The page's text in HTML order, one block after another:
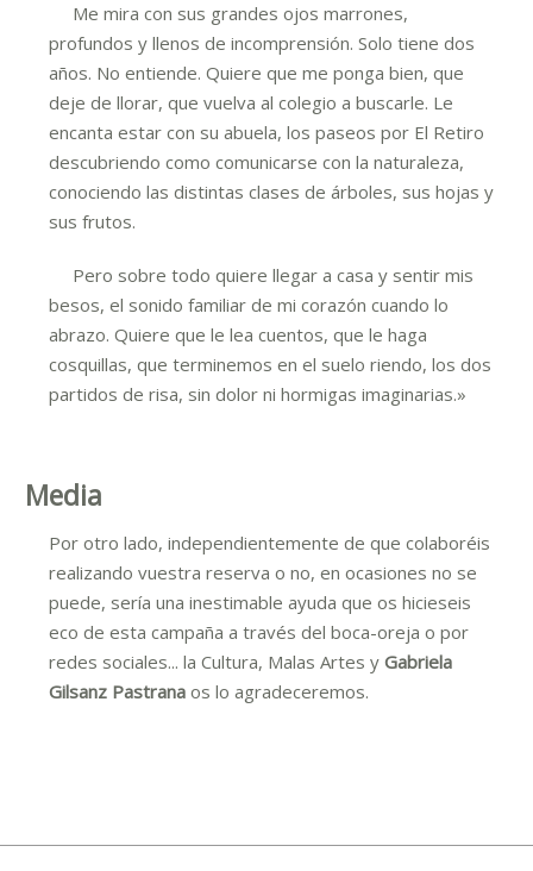
Me mira con sus grandes ojos marrones,
profundos y llenos de incomprensión. Solo tiene dos
años. No entiende. Quiere que me ponga bien, que
deje de llorar, que vuelva al colegio a buscarle. Le
encanta estar con su abuela, los paseos por El Retiro
descubriendo como comunicarse con la naturaleza,
conociendo las distintas clases de árboles, sus hojas y
sus frutos.
Pero sobre todo quiere llegar a casa y sentir mis
besos, el sonido familiar de mi corazón cuando lo
abrazo. Quiere que le lea cuentos, que le haga
cosquillas, que terminemos en el suelo riendo, los dos
partidos de risa, sin dolor ni hormigas imaginarias.»
Media
Por otro lado, independientemente de que colaboréis
realizando vuestra reserva o no, en ocasiones no se
puede, sería una inestimable ayuda que os hicieseis
eco de esta campaña a través del boca-oreja o por
redes sociales... la Cultura, Malas Artes y Gabriela
Gilsanz Pastrana os lo agradeceremos.